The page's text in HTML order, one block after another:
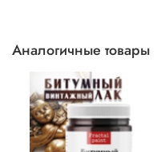
Аналогичные товары